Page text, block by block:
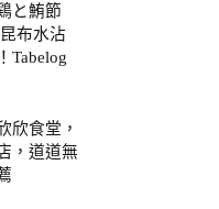
と鮪節
布水沾
Tabelog
欣食堂，
，道道無